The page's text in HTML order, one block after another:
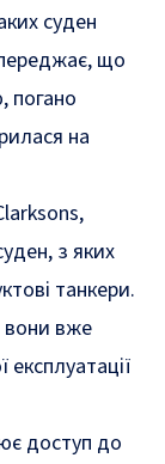
суден
що
погано
на
з яких
танкери.
вони вже
доступ до